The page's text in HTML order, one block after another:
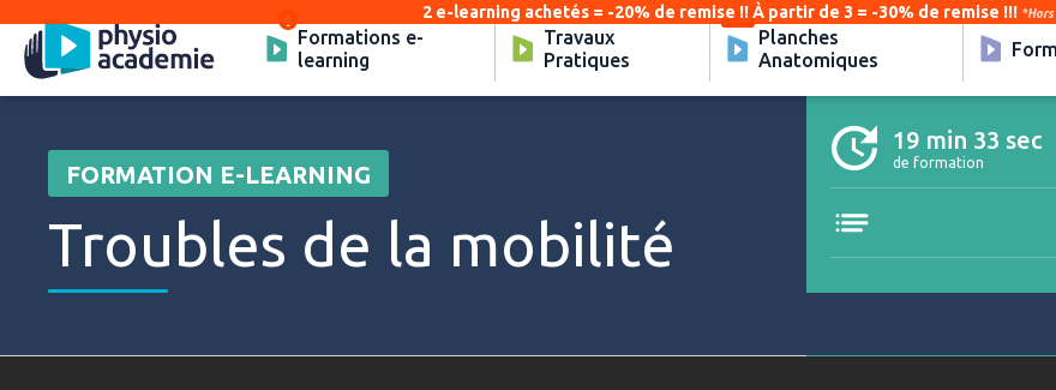
Formations e-
learning
Travaux
Pratiques
Planches
Anatomiques
2 e-learning achetés = -20% de remise !! À partir de 3 = -30% de remise !!! *Hors
FORMATION E-LEARNING
Troubles de la mobilité
19 min 33 sec
de formation